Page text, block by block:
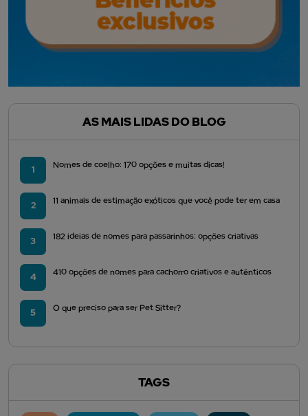
AS MAIS LIDAS DO BLOG
1 Nomes de coelho: 170 opções e muitas dicas!
2 11 animais de estimação exóticos que você pode ter em casa
3 182 ideias de nomes para passarinhos: opções criativas
4 410 opções de nomes para cachorro criativos e autênticos
5 O que preciso para ser Pet Sitter?
TAGS